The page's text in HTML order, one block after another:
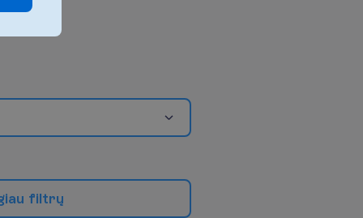
iau filtrų